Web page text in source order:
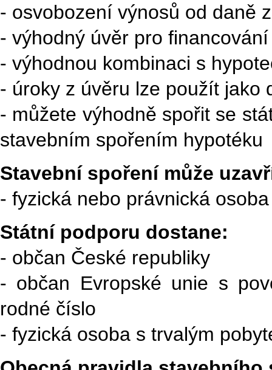
- osvobození výnosů od daně
- výhodný úvěr pro
- výhodnou kombinaci s
- úroky z úvěru lze použít jako
- můžete výhodně spořit se
stavebním spořením hypotéku
Stavební spoření může
- fyzická nebo právnická
Státní podporu dostane:
- občan České republiky
- občan Evropské unie s
rodné číslo
- fyzická osoba s trvalým